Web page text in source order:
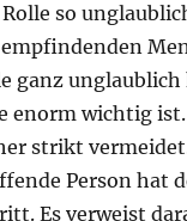
so
ganz
enorm wichtig
strikt
Person hat
Es verweist